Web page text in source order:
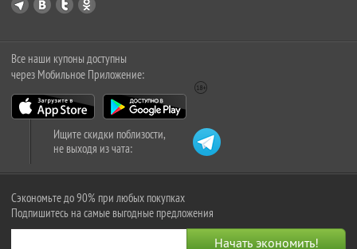
Все наши купоны доступны
через Мобильное Приложение:
Ищите скидки поблизости,
не выходя из чата:
Сэкономьте до 90% при любых покупках
Подпишитесь на самые выгодные предложения